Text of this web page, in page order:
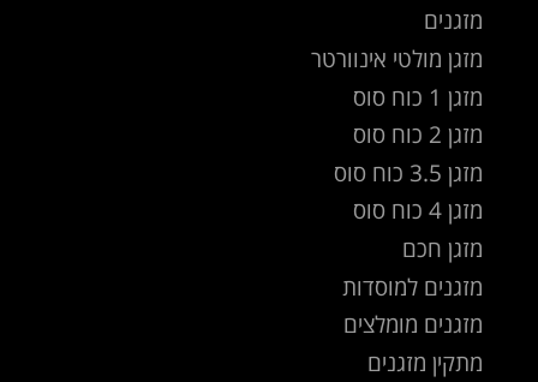
מזגנים
מזגן מולטי אינוורטר
מזגן 1 כוח סוס
מזגן 2 כוח סוס
מזגן 3.5 כוח סוס
מזגן 4 כוח סוס
מזגן חכם
מזגנים למוסדות
מזגנים מומלצים
מתקין מזגנים